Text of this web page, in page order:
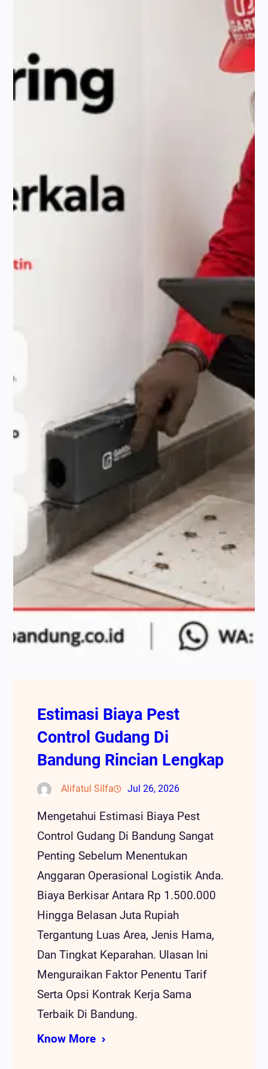
Estimasi Biaya Pest
Control Gudang Di
Bandung Rincian Lengkap
Alifatul Silfa Jul 26, 2026
Mengetahui Estimasi Biaya Pest
Control Gudang Di Bandung Sangat
Penting Sebelum Menentukan
Anggaran Operasional Logistik Anda.
Biaya Berkisar Antara Rp 1.500.000
Hingga Belasan Juta Rupiah
Tergantung Luas Area, Jenis Hama,
Dan Tingkat Keparahan. Ulasan Ini
Menguraikan Faktor Penentu Tarif
Serta Opsi Kontrak Kerja Sama
Terbaik Di Bandung.
Know More